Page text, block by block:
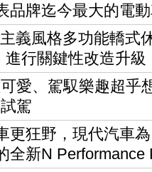
品牌迄今最大的電
義風格多功能轎式
行關鍵性改造升級
愛、駕馭樂趣超乎
駕
更狂野，現代汽車
全新N Performance